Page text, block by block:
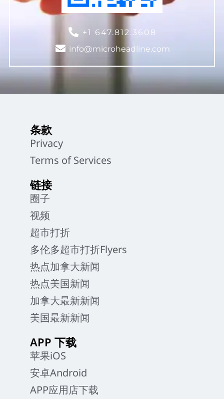
+1 647.812.3608
info@microheadline.com
条款
Privacy
Terms of Services
链接
圈子
视频
超市打折
多伦多超市打折Flyers
热点加拿大新闻
热点美国新闻
加拿大最新新闻
美国最新新闻
APP 下载
苹果iOS
安卓Android
APP应用店下载